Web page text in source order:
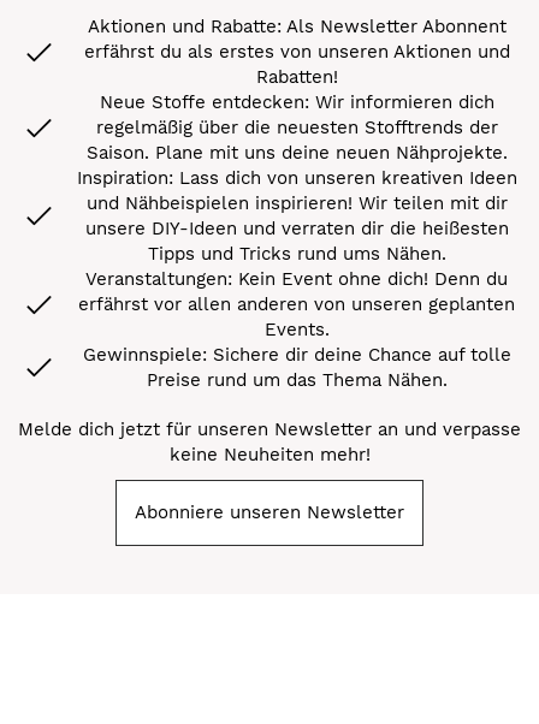
Aktionen und Rabatte: Als Newsletter Abonnent
erfährst du als erstes von unseren Aktionen und
Rabatten!
Neue Stoffe entdecken: Wir informieren dich
regelmäßig über die neuesten Stofftrends der
Saison. Plane mit uns deine neuen Nähprojekte.
Inspiration: Lass dich von unseren kreativen Ideen
und Nähbeispielen inspirieren! Wir teilen mit dir
unsere DIY-Ideen und verraten dir die heißesten
Tipps und Tricks rund ums Nähen.
Veranstaltungen: Kein Event ohne dich! Denn du
erfährst vor allen anderen von unseren geplanten
Events.
Gewinnspiele: Sichere dir deine Chance auf tolle
Preise rund um das Thema Nähen.
Melde dich jetzt für unseren Newsletter an und verpasse
keine Neuheiten mehr!
Abonniere unseren Newsletter